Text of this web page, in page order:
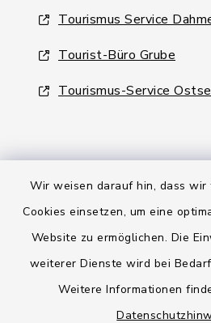
Wir weisen darauf hin, dass
Cookies einsetzen, um eine
Website zu ermöglichen. Die
weiterer Dienste wird bei
Weitere Informationen
Tourismus Service
Tourist-Büro Grube
Tourismus-Service
Kontakt